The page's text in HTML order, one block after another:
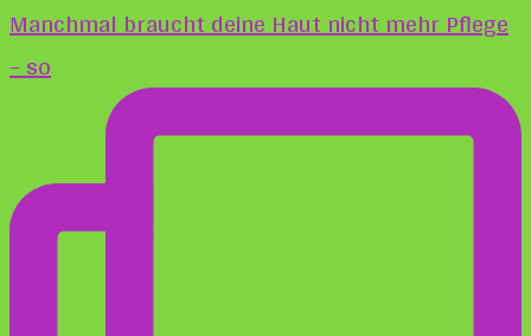
Manchmal braucht deine Haut nicht mehr Pflege
– so